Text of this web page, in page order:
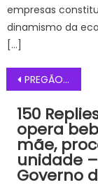
empresas
dinamismo da
[…]
de
Post
PREGÃO ELETRÔNICO Nº 001/2023 PROCESSO LICITATÓRIO Nº 247/2023 ADENDO N. 002/2024 – Prefeitura Municipal de Bonito
150
opera
mãe,
unidade
Governo